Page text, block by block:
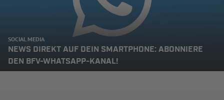
SOCIAL MEDIA
NEWS DIREKT AUF DEIN SMARTPHONE: ABONNIERE
DEN BFV-WHATSAPP-KANAL!